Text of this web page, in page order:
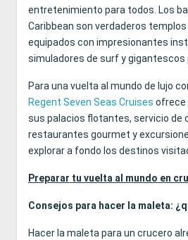
entretenimiento para todos. Los
Caribbean son verdaderos
equipados con impresionantes
simuladores de surf y gigantescos
Para una vuelta al mundo de lujo
Regent Seven Seas Cruises ofrece
sus palacios flotantes, servicio de
restaurantes gourmet y
explorar a fondo los destinos
Preparar tu vuelta al mundo en
Consejos para hacer la maleta:
Hacer la maleta para un crucero